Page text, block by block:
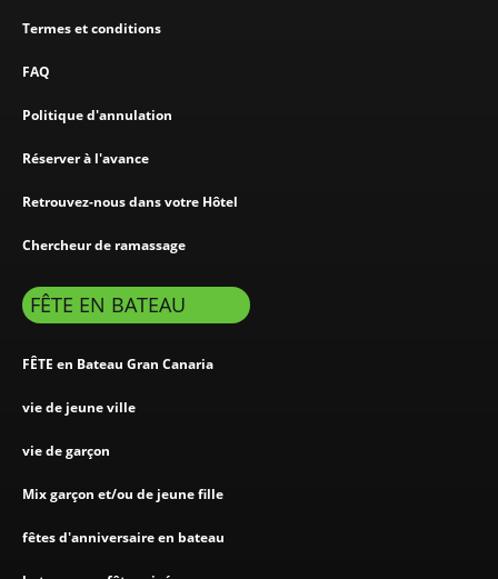
Termes et conditions
FAQ
Politique d'annulation
Réserver à l'avance
Retrouvez-nous dans votre Hôtel
Chercheur de ramassage
FÊTE EN BATEAU
FÊTE en Bateau Gran Canaria
vie de jeune ville
vie de garçon
Mix garçon et/ou de jeune fille
fêtes d'anniversaire en bateau